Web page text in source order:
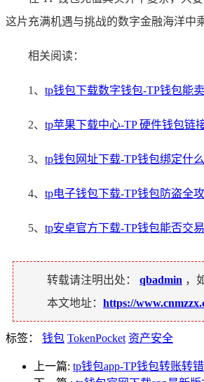
这片充满机遇与挑战的数字金融海洋中
相关阅读：
1、 tp钱包下载数字钱包-TP钱包能
2、 tp苹果下载中心-TP 硬件钱包链
3、 tp钱包网址下载-TP钱包绑定什
4、 tp电子钱包下载-TP钱包防盗全
5、 tp安卓官方下载-TP钱包能否交
转载请注明出处： qbadmin ，
本文地址： https://
标签： 钱包 TokenPocket 资产安全
上一篇: tp钱包app-TP钱包转账转